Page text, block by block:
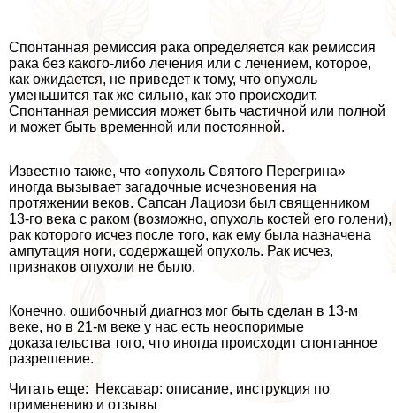
Спонтанная ремиссия paка определяется как ремиссия
paка без какого-либо лечения или с лечением, которое,
как ожидается, не приведет к тому, что опухоль
уменьшится так же сильно, как это происходит.
Спонтанная ремиссия может быть частичной или полной
и может быть временной или постоянной.
Известно также, что «опухоль Святого Перегрина»
иногда вызывает загадочные исчезновения на
протяжении веков. Сапсан Лациози был священником
13-го века с paком (возможно, опухоль костей его голени),
paк которого исчез после того, как ему была назначена
ампутация ноги, содержащей опухоль. Рак исчез,
признаков опухоли не было.
Конечно, ошибочный диагноз мог быть сделан в 13-м
веке, но в 21-м веке у нас есть неоспоримые
доказательства того, что иногда происходит спонтанное
разрешение.
Читать еще: Нексавар: описание, инструкция по
применению и отзывы